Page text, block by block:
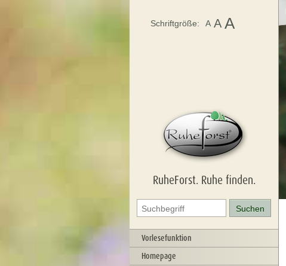
RuheForst. Ruhe finden.
Vorlesefunktion
Homepage
Schriftgröße: A A A